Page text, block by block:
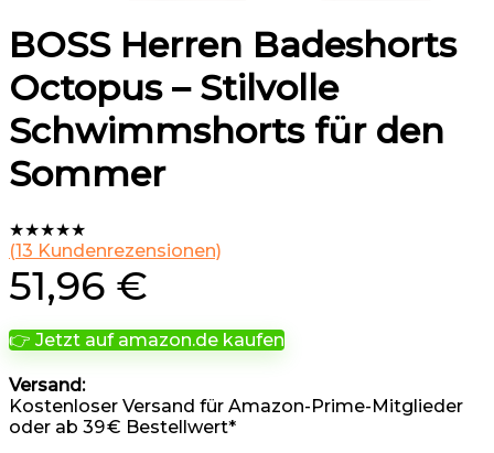
BOSS Herren Badeshorts
Octopus – Stilvolle
Schwimmshorts für den
Sommer
★★★★★
(13 Kundenrezensionen)
51,96 €
👉 Jetzt auf amazon.de kaufen
Versand:
Kostenloser Versand für Amazon-Prime-Mitglieder
oder ab 39 € Bestellwert*